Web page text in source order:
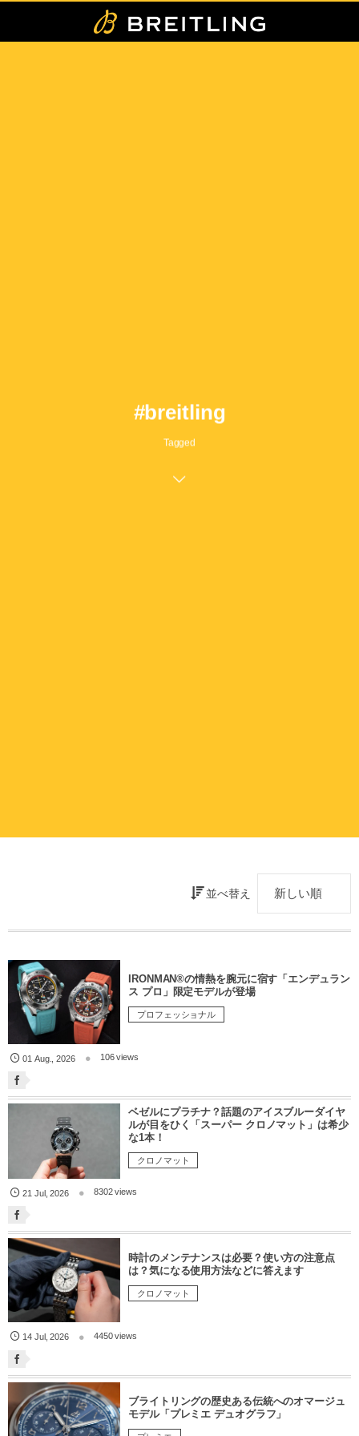
#breitling
Tagged
並べ替え
IRONMAN®の情熱を腕元に宿す「エンデュラン
ス プロ」限定モデルが登場
プロフェッショナル
01 Aug. ,2026 106 views
ベゼルにプラチナ？話題のアイスブルーダイヤ
ルが目をひく「スーパー クロノマット」は希少
な1本！
クロノマット
21 Jul,2026 8302 views
時計のメンテナンスは必要？使い方の注意点
は？気になる使用方法などに答えます
クロノマット
14 Jul ,2026 4450 views
ブライトリングの歴史ある伝統へのオマージュ
モデル「プレミエ デュオグラフ」